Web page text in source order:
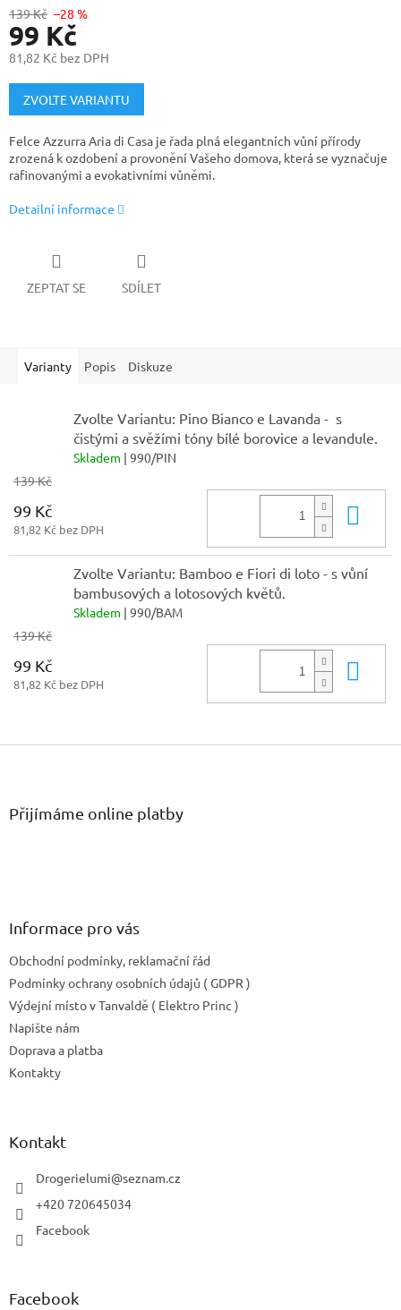
139 Kč –28 %
99 Kč
81,82 Kč bez DPH
Měrná
cena:
ZVOLTE VARIANTU
Felce Azzurra Aria di Casa je řada plná elegantních vůní přírody
zrozená k ozdobení a provonění Vašeho domova, která se vyznačuje
rafinovanými a evokativními vůněmi.
Detailní informace
ZEPTAT SE SDÍLET
Varianty Popis Diskuze
Zvolte Variantu: Pino Bianco e Lavanda - s
čistými a svěžími tóny bílé borovice a levandule.
Skladem | 990/PIN
139 Kč
99 Kč
81,82 Kč bez DPH
Zvolte Variantu: Bamboo e Fiori di loto - s vůní
bambusových a lotosových květů.
Skladem | 990/BAM
139 Kč
99 Kč
81,82 Kč bez DPH
Z
Přijímáme online platby
Informace pro vás
Obchodní podmínky, reklamační řád
Podmínky ochrany osobních údajů ( GDPR )
Výdejní místo v Tanvaldě ( Elektro Princ )
Napište nám
Doprava a platba
Kontakty
Kontakt
Drogerielumi@seznam.cz
+420 720645034
Facebook
Facebook